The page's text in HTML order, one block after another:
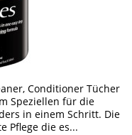
Conditioner Tücher
Speziellen für die
in einem Schritt. Die
Pflege die es...